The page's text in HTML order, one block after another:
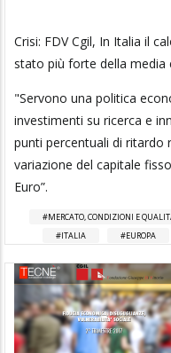
Crisi: FDV Cgil, In Italia il
stato più forte della media
"Servono una politica
investimenti su ricerca e
punti percentuali di ritardo
variazione del capitale
Euro”.
MERCATO, CONDIZIONI E
ITALIA
EUROPA